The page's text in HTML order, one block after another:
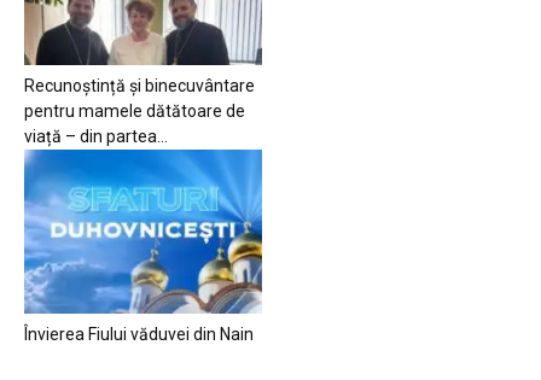
Recunoștință și binecuvântare
pentru mamele dătătoare de
viață – din partea...
Învierea Fiului văduvei din Nain